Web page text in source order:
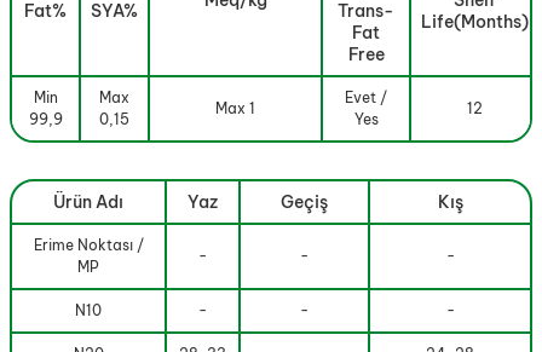
Fat%
SYA%
Trans-
Fat
Free
Life(Months)
Min
99,9
Max
0,15
Max 1
Evet /
Yes
12
Ürün Adı Yaz Geçiş Kış
Erime Noktası /
MP
- - -
N10 - - -